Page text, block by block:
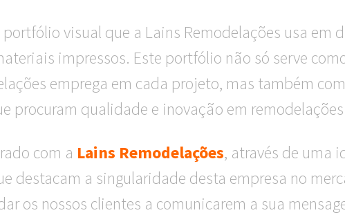
visual que a Lains Remodelações usa em
impressos. Este portfólio não só serve
emprega em cada projeto, mas também
procuram qualidade e inovação em
com a Lains Remodelações, através de uma
destacam a singularidade desta empresa no
os nossos clientes a comunicarem a sua